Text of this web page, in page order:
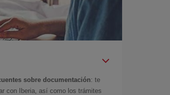
sobre documentación: te
con Iberia, así como los trámites